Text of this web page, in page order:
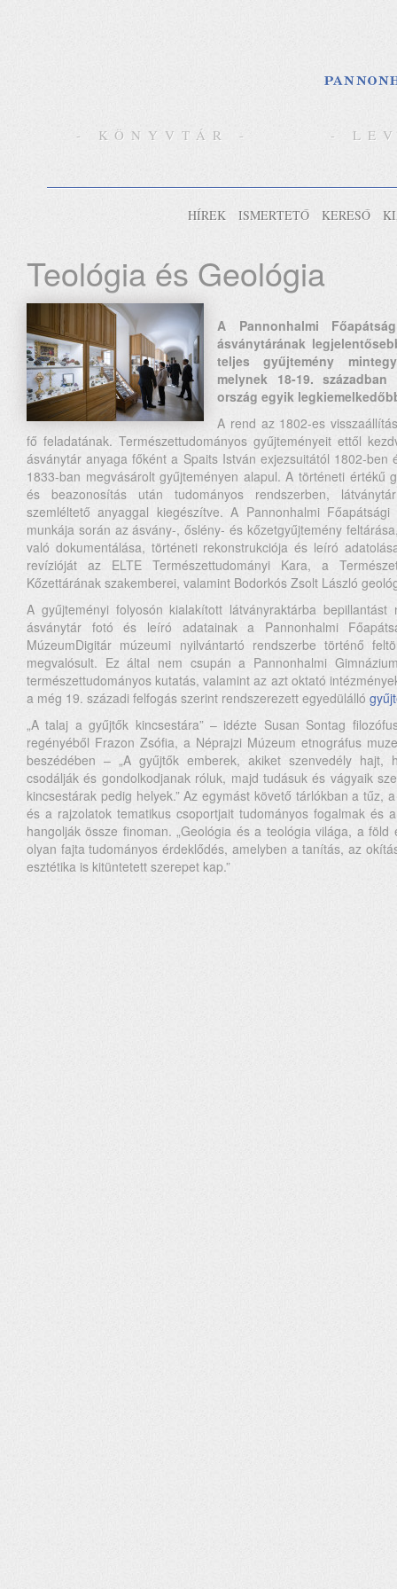
- KÖNYVTÁR - -
HÍREK ISMERTETŐ KERESŐ
Teológia és Geológia
A Pannonhalmi
ásványtárának
teljes gyűjtemény
melynek 18-19.
ország egyik
A rend az 1802-es
fő feladatának. Természettudományos gyűjteményeit ettől
ásványtár anyaga főként a Spaits István exjezsuitától 1802-ben
1833-ban megvásárolt gyűjteményen alapul. A történeti értékű
és beazonosítás után tudományos rendszerben,
szemléltető anyaggal kiegészítve. A Pannonhalmi
munkája során az ásvány-, őslény- és kőzetgyűjtemény
való dokumentálása, történeti rekonstrukciója és leíró
revízióját az ELTE Természettudományi Kara, a
Kőzettárának szakemberei, valamint Bodorkós Zsolt László
A gyűjteményi folyosón kialakított látványraktárba
ásványtár fotó és leíró adatainak a Pannonhalmi
MúzeumDigitár múzeumi nyilvántartó rendszerbe történő
megvalósult. Ez által nem csupán a Pannonhalmi
természettudományos kutatás, valamint az azt oktató
a még 19. századi felfogás szerint rendszerezett egyedülálló
„A talaj a gyűjtők kincsestára” – idézte Susan Sontag
regényéből Frazon Zsófia, a Néprajzi Múzeum etnográfus
beszédében – „A gyűjtők emberek, akiket szenvedély hajt,
csodálják és gondolkodjanak róluk, majd tudásuk és vágyaik
kincsestárak pedig helyek.” Az egymást követő tárlókban a tűz,
és a rajzolatok tematikus csoportjait tudományos fogalmak és
hangolják össze finoman. „Geológia és a teológia világa, a
olyan fajta tudományos érdeklődés, amelyben a tanítás, az
esztétika is kitüntetett szerepet kap.”